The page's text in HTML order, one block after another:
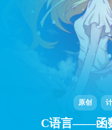
原创
C语言——函